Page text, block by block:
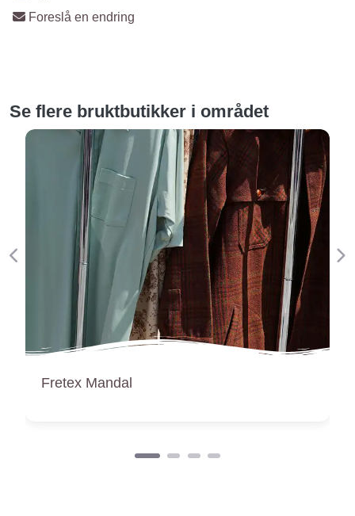
Foreslå en endring
Se flere bruktbutikker i området
Mindus Gjenbruksbutikken
Forige